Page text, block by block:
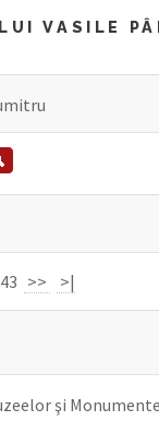
VASILE
>> >|
şi